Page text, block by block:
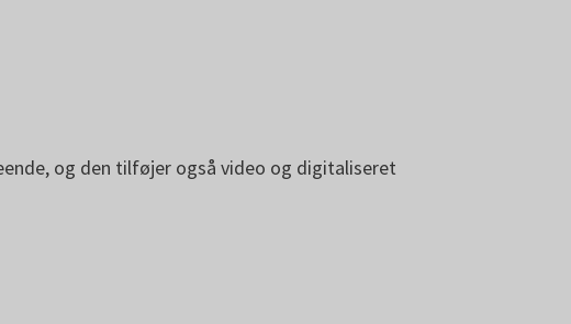
og den tilføjer også video og digitaliseret